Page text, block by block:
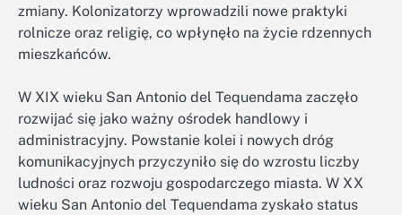
zmiany. Kolonizatorzy wprowadzili nowe praktyki
rolnicze oraz religię, co wpłynęło na życie rdzennych
mieszkańców.
W XIX wieku San Antonio del Tequendama zaczęło
rozwijać się jako ważny ośrodek handlowy i
administracyjny. Powstanie kolei i nowych dróg
komunikacyjnych przyczyniło się do wzrostu liczby
ludności oraz rozwoju gospodarczego miasta. W XX
wieku San Antonio del Tequendama zyskało status